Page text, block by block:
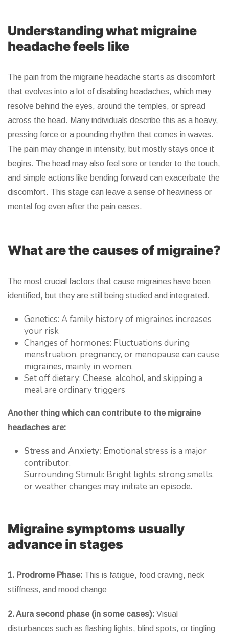
Understanding what migraine
headache feels like
The pain from the migraine headache starts as discomfort
that evolves into a lot of disabling headaches, which may
resolve behind the eyes, around the temples, or spread
across the head. Many individuals describe this as a heavy,
pressing force or a pounding rhythm that comes in waves.
The pain may change in intensity, but mostly stays once it
begins. The head may also feel sore or tender to the touch,
and simple actions like bending forward can exacerbate the
discomfort. This stage can leave a sense of heaviness or
mental fog even after the pain eases.
What are the causes of migraine?
The most crucial factors that cause migraines have been
identified, but they are still being studied and integrated.
Genetics: A family history of migraines increases
your risk
Changes of hormones: Fluctuations during
menstruation, pregnancy, or menopause can cause
migraines, mainly in women.
Set off dietary: Cheese, alcohol, and skipping a
meal are ordinary triggers
Another thing which can contribute to the migraine
headaches are:
Stress and Anxiety: Emotional stress is a major
contributor.
Surrounding Stimuli: Bright lights, strong smells,
or weather changes may initiate an episode.
Migraine symptoms usually
advance in stages
1. Prodrome Phase: This is fatigue, food craving, neck
stiffness, and mood change
2. Aura second phase (in some cases): Visual
disturbances such as flashing lights, blind spots, or tingling